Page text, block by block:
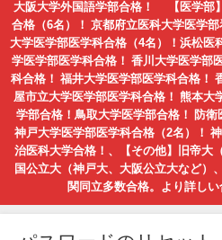
大阪大学外国語学部合格！ 【医学部
合格（6名）！ 京都府立医科大学医学
大学医学部医学科合格（4名）！浜松医
学医学部医学科合格！ 香川大学医学部
科合格！ 福井大学医学部医学科合格！
屋市立大学医学部医学科合格！ 熊本大
学部合格！鳥取大学医学部合格！ 防衛
神戸大学医学部医学科合格（2名）！
治医科大学合格！、【その他】旧帝大
国公立大（神戸大、大阪公立大など）
関同立多数合格。より詳し